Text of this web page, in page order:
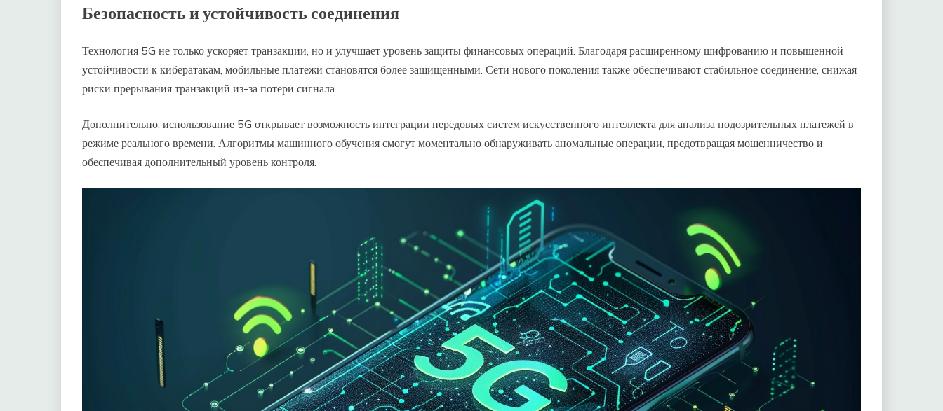
Безопасность и устойчивость соединения
Технология 5G не только ускоряет транзакции, но и улучшает уровень защиты финансовых операций. Благодаря расширенному шифрованию и повышенной
устойчивости к кибератакам, мобильные платежи становятся более защищенными. Сети нового поколения также обеспечивают стабильное соединение, снижая
риски прерывания транзакций из-за потери сигнала.
Дополнительно, использование 5G открывает возможность интеграции передовых систем искусственного интеллекта для анализа подозрительных платежей в
режиме реального времени. Алгоритмы машинного обучения смогут моментально обнаруживать аномальные операции, предотвращая мошенничество и
обеспечивая дополнительный уровень контроля.